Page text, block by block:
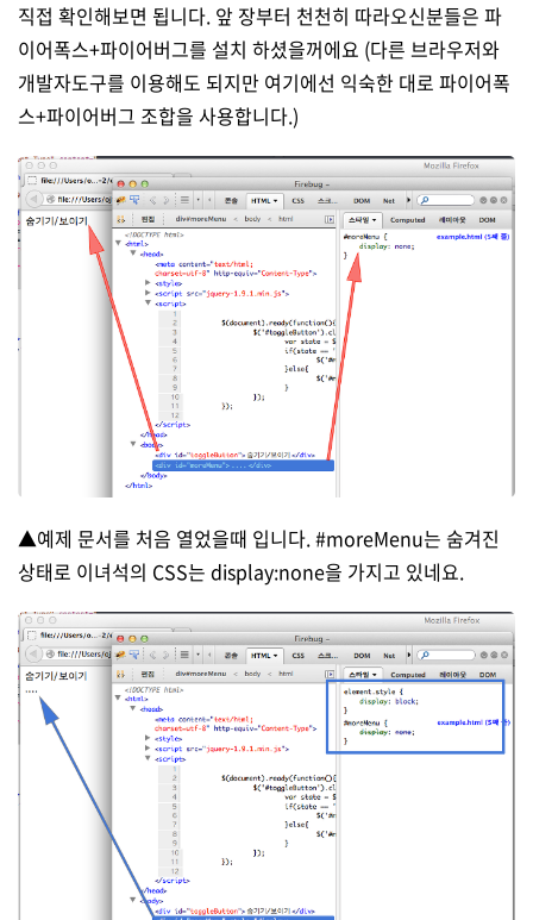
직접 확인해보면 됩니다. 앞 장부터 천천히 따라오신분들은 파
이어폭스+파이어버그를 설치 하셨을꺼에요 (다른 브라우저와
개발자도구를 이용해도 되지만 여기에선 익숙한 대로 파이어폭
스+파이어버그 조합을 사용합니다.)
▲예제 문서를 처음 열었을때 입니다. #moreMenu는 숨겨진
상태로 이녀석의 CSS는 display:none을 가지고 있네요.